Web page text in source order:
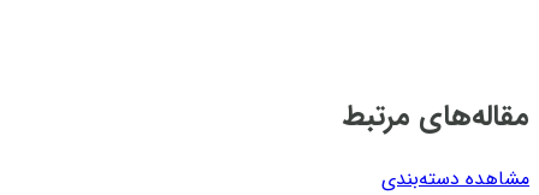
مقاله‌های مرتبط
مشاهده دسته‌بندی